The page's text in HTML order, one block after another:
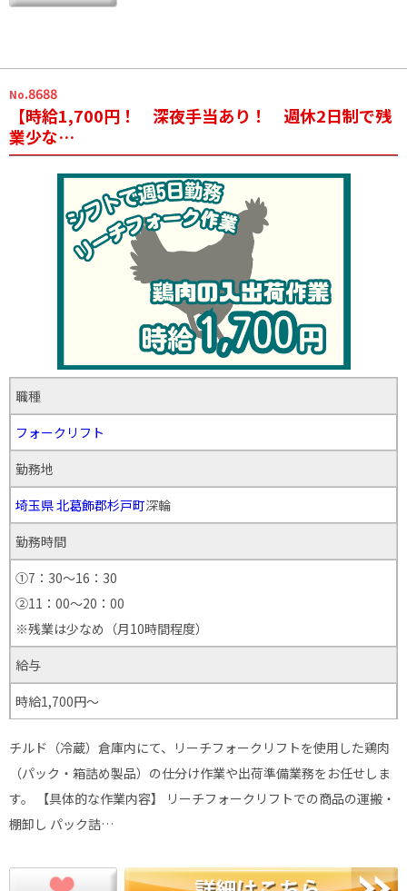
No.8688
【時給1,700円！ 深夜手当あり！ 週休2日制で残
業少な…
職種
フォークリフト
勤務地
埼玉県北葛飾郡杉戸町深輪
勤務時間
①7：30～16：30
②11：00～20：00
※残業は少なめ（月10時間程度）
給与
時給1,700円～
チルド（冷蔵）倉庫内にて、リーチフォークリフトを使用した鶏肉
（パック・箱詰め製品）の仕分け作業や出荷準備業務をお任せしま
す。 【具体的な作業内容】 リーチフォークリフトでの商品の運搬・
棚卸し パック詰…